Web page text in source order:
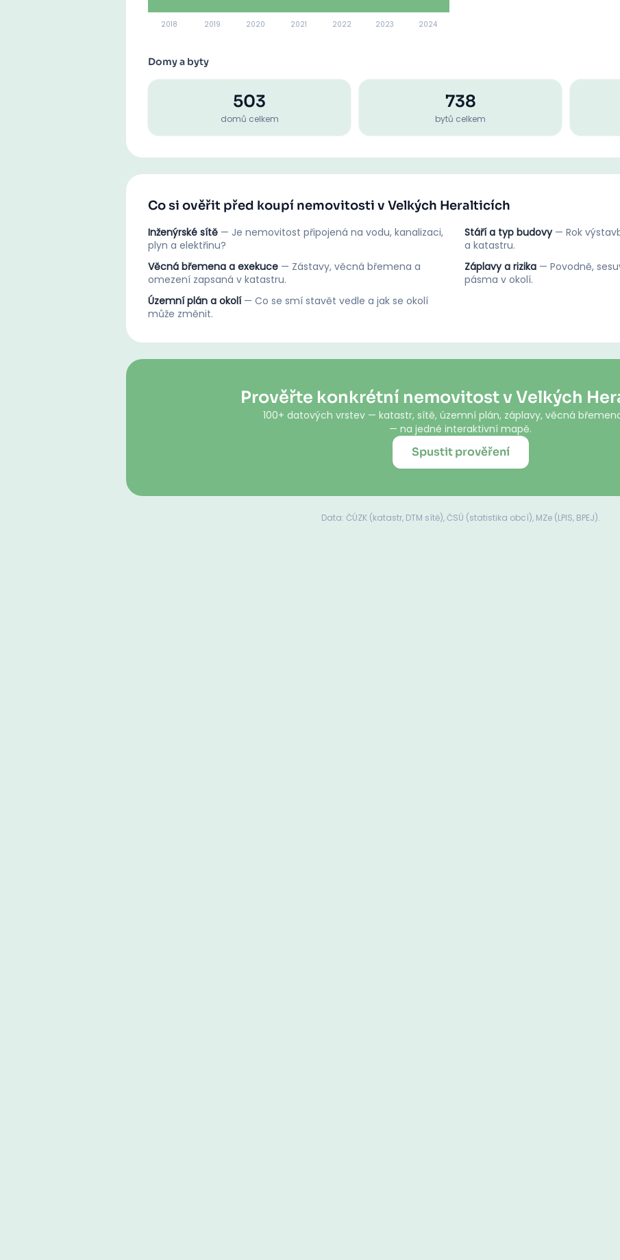
2018 2019 2020 2021 2022 2023 2024
Domy a byty
503
domů celkem
738
bytů celkem
Co si ověřit před koupí nemovitosti v Velkých Heralticích
Inženýrské sítě — Je nemovitost připojená na vodu, kanalizaci,
plyn a elektřinu?
Stáří a typ budovy — Rok
a katastru.
Věcná břemena a exekuce — Zástavy, věcná břemena a
omezení zapsaná v katastru.
Záplavy a rizika — Povodně,
pásma v okolí.
Územní plán a okolí — Co se smí stavět vedle a jak se okolí
může změnit.
Prověřte konkrétní nemovitost v Velkých
100+ datových vrstev — katastr, sítě, územní plán, záplavy, věcná
— na jedné interaktivní mapě.
Spustit prověření
Data: ČÚZK (katastr, DTM sítě), ČSÚ (statistika obcí), MZe (LPIS, BPEJ).